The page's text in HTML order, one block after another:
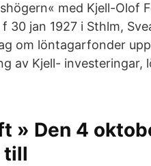
med Kjell-Olof
30 jan 1927 i Sthlm,
om löntagarfonder
av Kjell-
» Den 4
till